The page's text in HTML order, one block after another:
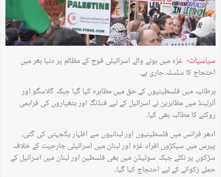
سیاسیات- غزہ میں ہونے والے اسرائیلی فوج کے مظالم پر دنیا بھر میں
احتجاج کا سلسلہ جاری ہے۔
برطانیہ میں فلسطینیوں کے حق میں مظاہرہ کیا گیا جبکہ گلاسگو اور
آئرلینڈ میں مظاہرین نے اسرائیل کے لیے فنڈنگ اور ہتھیاروں کی فراہمی
روکنے کا مطالبہ بھی کیا۔
ادھر فرانس میں فلسطینیوں اور لبنانیوں سے اظہار یکجہتی کی گئی،
پیرس میں سیکڑوں افراد غزہ اور لبنان میں اسرائیلی جارحیت کے خلاف
سڑکوں پر نکلے جبکہ سوئیڈن میں بھی فلسطین اور لبنان میں اسرائیل کے
حملے رُکوانے کے لیے احتجاج کیا گیا۔